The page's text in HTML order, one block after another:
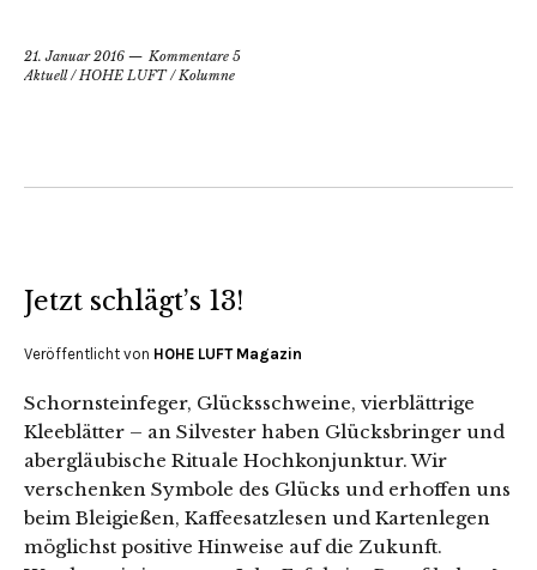
21. Januar 2016
Kommentare 5
Aktuell/HOHE LUFT/Kolumne
Jetzt schlägt’s 13!
Veröffentlicht von HOHE LUFT Magazin
Schornsteinfeger, Glücksschweine, vierblättrige
Kleeblätter – an Silvester haben Glücksbringer und
abergläubische Rituale Hochkonjunktur. Wir
verschenken Symbole des Glücks und erhoffen uns
beim Bleigießen, Kaffeesatzlesen und Kartenlegen
möglichst positive Hinweise auf die Zukunft.